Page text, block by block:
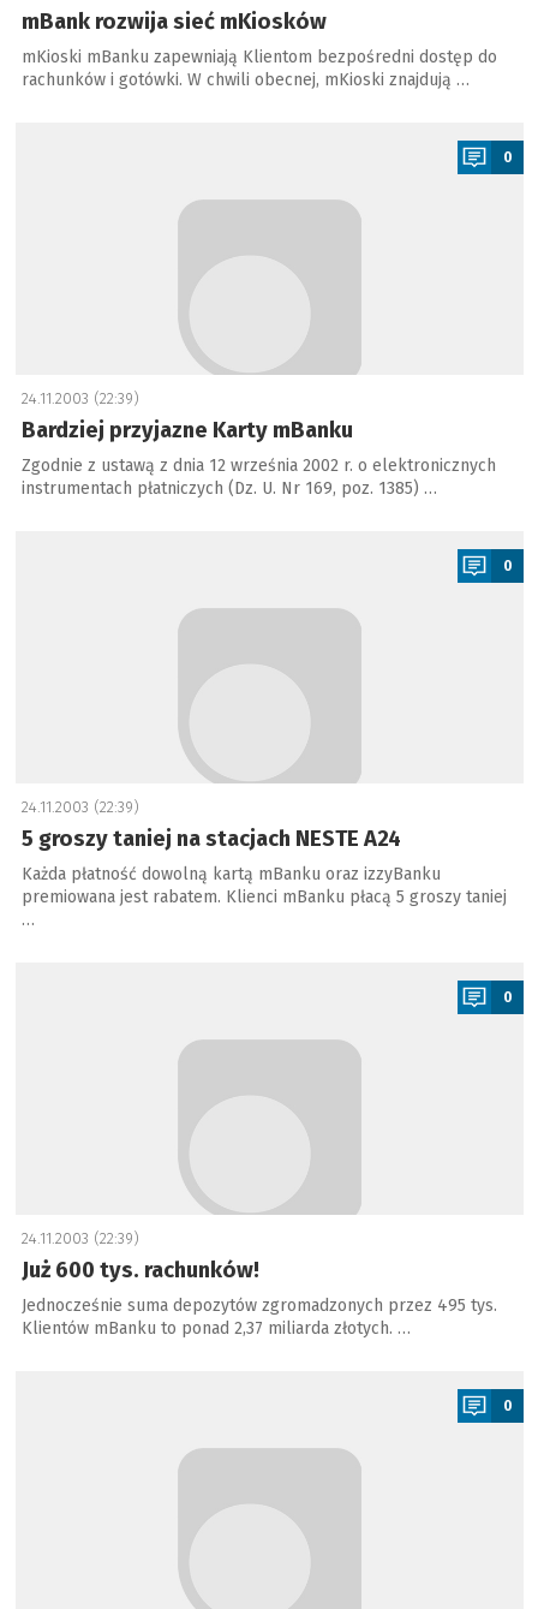
mBank rozwija sieć mKiosków
mKioski mBanku zapewniają Klientom bezpośredni dostęp do
rachunków i gotówki. W chwili obecnej, mKioski znajdują …
0
24.11.2003 (22:39)
Bardziej przyjazne Karty mBanku
Zgodnie z ustawą z dnia 12 września 2002 r. o elektronicznych
instrumentach płatniczych (Dz. U. Nr 169, poz. 1385) …
0
24.11.2003 (22:39)
5 groszy taniej na stacjach NESTE A24
Każda płatność dowolną kartą mBanku oraz izzyBanku
premiowana jest rabatem. Klienci mBanku płacą 5 groszy taniej
…
0
24.11.2003 (22:39)
Już 600 tys. rachunków!
Jednocześnie suma depozytów zgromadzonych przez 495 tys.
Klientów mBanku to ponad 2,37 miliarda złotych. …
0